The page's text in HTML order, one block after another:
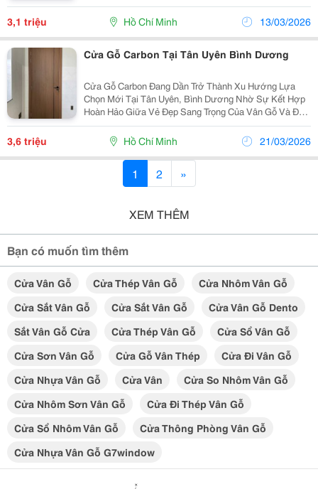
Thép Và Vẻ Đẹp Sang Trọng Của Vân Gỗ Tự Nhiên.
Trong Điều Kiện Khí Hậu Nắng Nóng, Mưa Nhiều Tại
Bình Phước,...
3,1 triệu Hồ Chí Minh 13/03/2026
Cửa Gỗ Carbon Tại Tân Uyên Bình Dương
Cửa Gỗ Carbon Đang Dần Trở Thành Xu Hướng Lựa
Chọn Mới Tại Tân Uyên, Bình Dương Nhờ Sự Kết Hợp
Hoàn Hảo Giữa Vẻ Đẹp Sang Trọng Của Vân Gỗ Và Độ
Bền Vượt Trội Của Vật Liệu Hiện Đại. Không Chỉ Mang
Lại Tính Thẩm Mỹ Cao Cho Không Gian Sống, Dòng
Cửa Này...
3,6 triệu Hồ Chí Minh 21/03/2026
1 2 »
XEM THÊM
Bạn có muốn tìm thêm
Cửa Vân Gỗ Cửa Thép Vân Gỗ
Cửa Nhôm Vân Gỗ
Cửa Sắt Vân Gỗ
Cửa Sắt Vân Gỗ
Cửa Vân Gỗ Dento
Sắt Vân Gỗ Cửa
Cửa Thép Vân Gỗ
Cửa Sổ Vân Gỗ
Cửa Sơn Vân Gỗ
Cửa Gỗ Vân Thép
Cửa Đi Vân Gỗ
Cửa Nhựa Vân Gỗ
Cửa Vân
Cửa So Nhôm Vân Gỗ
Cửa Nhôm Sơn Vân Gỗ
Cửa Đi Thép Vân Gỗ
Cửa Sổ Nhôm Vân Gỗ
Cửa Thông Phòng Vân Gỗ
Cửa Nhựa Vân Gỗ G7window